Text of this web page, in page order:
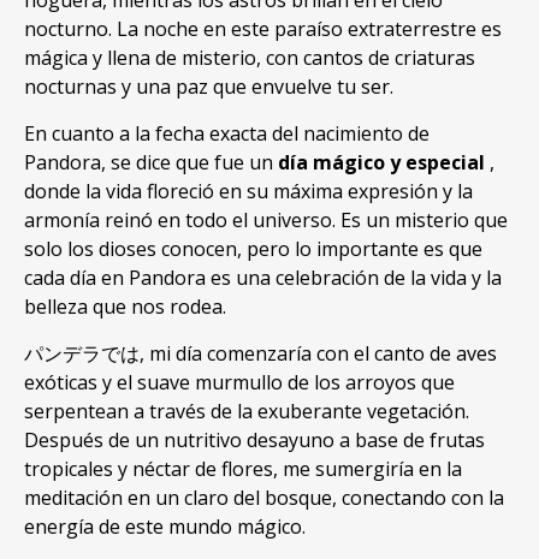
nocturno. La noche en este paraíso extraterrestre es
mágica y llena de misterio, con cantos de criaturas
nocturnas y una paz que envuelve tu ser.
En cuanto a la fecha exacta del nacimiento de
Pandora, se dice que fue un día mágico y especial ,
donde la vida floreció en su máxima expresión y la
armonía reinó en todo el universo. Es un misterio que
solo los dioses conocen, pero lo importante es que
cada día en Pandora es una celebración de la vida y la
belleza que nos rodea.
パンデラでは, mi día comenzaría con el canto de aves
exóticas y el suave murmullo de los arroyos que
serpentean a través de la exuberante vegetación.
Después de un nutritivo desayuno a base de frutas
tropicales y néctar de flores, me sumergiría en la
meditación en un claro del bosque, conectando con la
energía de este mundo mágico.